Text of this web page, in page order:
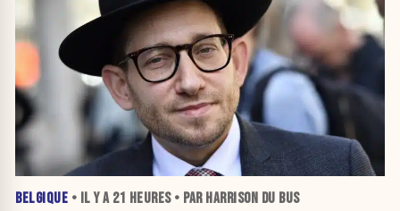
BELGIQUE • IL Y A 21 HEURES• PAR HARRISON DU BUS